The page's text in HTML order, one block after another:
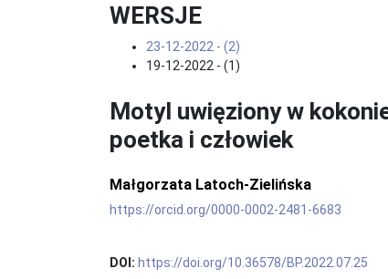
WERSJE
23-12-2022 - (2)
19-12-2022 - (1)
Motyl uwięziony w
poetka i człowiek
Małgorzata Latoch-Zielińska
https://orcid.org/0000-0002-2481-6683
DOI: https://doi.org/10.36578/BP.2022.07.25